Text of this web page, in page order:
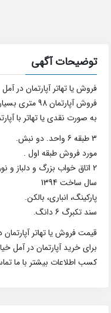
توضیحات آگهی
فروش یا تهاتر آپارتمان در آمل
فروش
به صورت نقدی یا تهاتر با
3 طبقه 6 واحد. دو نبش.
مورد فروش طبقه اول .
2 اتاق خواب بزرگ و دلباز و نورگیر.
سال ساخت 1394
پارکینگ، انباری، بالکن.
سند تکبرگ 6 دانگ.
قیمت فروش یا تهاتر آپارتمان در آمل : 3 میلیارد و
برای خرید آپارتمان در آمل
کسب اطلاعات بیشتر با ما